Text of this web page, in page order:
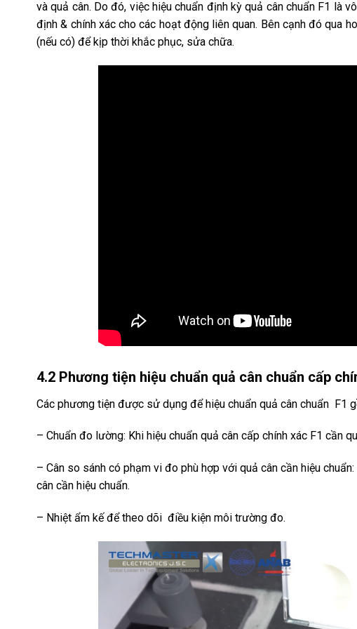
và quả cân. Do đó, việc hiệu chuẩn định kỳ quả cân chuẩn F1 là
định & chính xác cho các hoạt động liên quan. Bên cạnh đó qua
(nếu có) để kịp thời khắc phục, sửa chữa.
4.2 Phương tiện hiệu chuẩn quả cân chuẩn cấp
Các phương tiện được sử dụng để hiệu chuẩn quả cân chuẩn F1
– Chuẩn đo lường: Khi hiệu chuẩn quả cân cấp chính xác F1 cần
– Cân so sánh có phạm vi đo phù hợp với quả cân cần hiệu
cân cần hiệu chuẩn.
– Nhiệt ẩm kế để theo dõi điều kiện môi trường đo.